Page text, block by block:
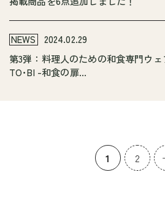
NEWS
2024.02.29
第3弾：料理人のための和食専門ウェ
TO･BI -和食の扉...
1 2